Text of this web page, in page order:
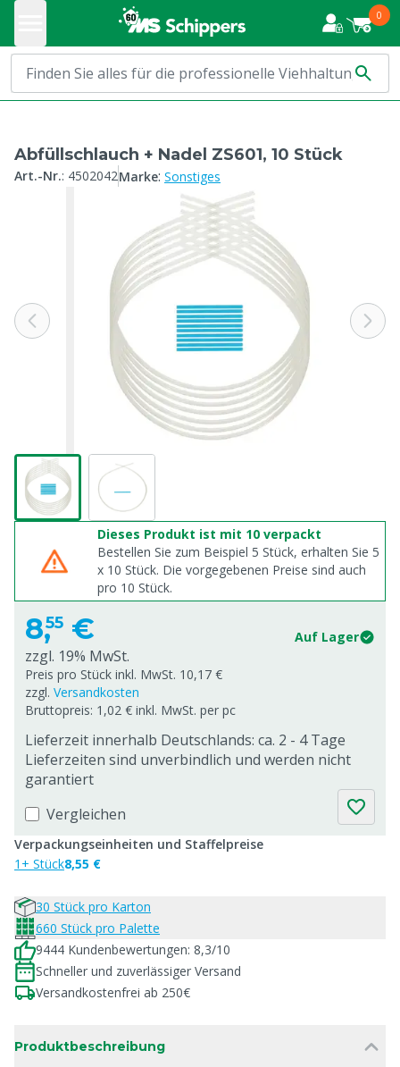
0
Abfüllschlauch + Nadel ZS601, 10 Stück
Art.-Nr.: 4502042Marke: Sonstiges
Dieses Produkt ist mit 10 verpackt
Bestellen Sie zum Beispiel 5 Stück, erhalten Sie 5
x 10 Stück. Die vorgegebenen Preise sind auch
pro 10 Stück.
8,55 € Auf Lager
zzgl. 19% MwSt.
Preis pro Stück inkl. MwSt. 10,17 €
zzgl. Versandkosten
Bruttopreis: 1,02 € inkl. MwSt. per pc
Lieferzeit innerhalb Deutschlands: ca. 2 - 4 Tage
Lieferzeiten sind unverbindlich und werden nicht
garantiert
Vergleichen
Verpackungseinheiten und Staffelpreise
1+ Stück8,55 €
30 Stück pro Karton
660 Stück pro Palette
9444 Kundenbewertungen: 8,3/10
Schneller und zuverlässiger Versand
Versandkostenfrei ab 250€
Produktbeschreibung